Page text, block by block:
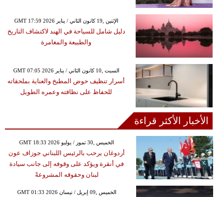
GMT 17:59 2026 الإثنين ,19 كانون الثاني / يناير
دليل شامل للسياحة في الهند لاكتشاف التاريخ
والطبيعة والمغامرة
GMT 07:05 2026 السبت ,10 كانون الثاني / يناير
أسرار تنظيف حوض المطبخ والعناية بملحقاته
للحفاظ على نظافته وعمره الطويل
الأخبار الأكثر قراءة
GMT 18:33 2026 الخميس ,30 تموز / يوليو
أردوغان يرحب بالرئيس اللبناني جوزاف عون
في أنقرة ويؤكد على وقوفه إلى جانب سيادة
لبنان وحقوقه المشروعةً
GMT 01:33 2026 الخميس ,09 إبريل / نيسان